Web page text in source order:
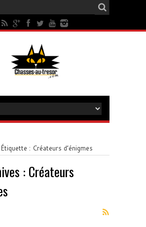
Étiquette : Créateurs d’énigmes
: Créateurs